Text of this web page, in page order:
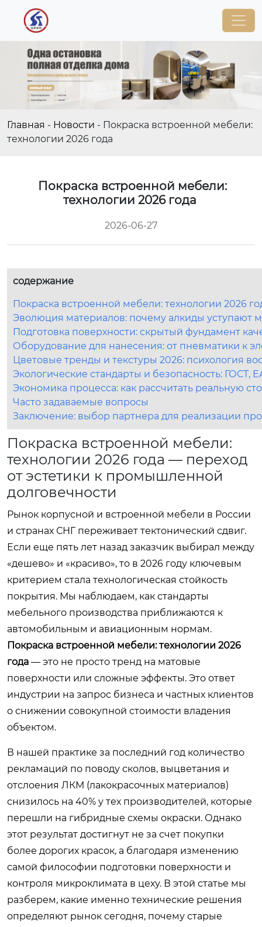
Главная - Новости - Покраска встроенной мебели:
технологии 2026 года
Покраска встроенной мебели:
технологии 2026 года
2026-06-27
содержание
Покраска встроенной мебели: технологии 2026
Эволюция материалов: почему алкиды уступают
Подготовка поверхности: скрытый фундамент
Оборудование для нанесения: от пневматики к
Цветовые тренды и текстуры 2026: психология
Экологические стандарты и безопасность: ГОСТ,
Экономика процесса: как рассчитать реальную
Часто задаваемые вопросы
Заключение: выбор партнера для реализации
Покраска встроенной мебели:
технологии 2026 года — переход
от эстетики к промышленной
долговечности
Рынок корпусной и встроенной мебели в России
и странах СНГ переживает тектонический сдвиг.
Если еще пять лет назад заказчик выбирал между
«дешево» и «красиво», то в 2026 году ключевым
критерием стала технологическая стойкость
покрытия. Мы наблюдаем, как стандарты
мебельного производства приближаются к
автомобильным и авиационным нормам.
Покраска встроенной мебели: технологии 2026
года — это не просто тренд на матовые
поверхности или сложные эффекты. Это ответ
индустрии на запрос бизнеса и частных клиентов
о снижении совокупной стоимости владения
объектом.
В нашей практике за последний год количество
рекламаций по поводу сколов, выцветания и
отслоения ЛКМ (лакокрасочных материалов)
снизилось на 40% у тех производителей, которые
перешли на гибридные схемы окраски. Однако
этот результат достигнут не за счет покупки
более дорогих красок, а благодаря изменению
самой философии подготовки поверхности и
контроля микроклимата в цеху. В этой статье мы
разберем, какие именно технические решения
определяют рынок сегодня, почему старые